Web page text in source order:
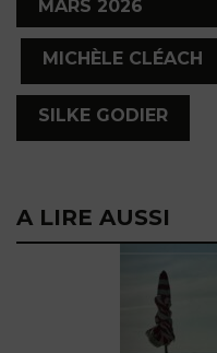
MARS 2026
MICHÈLE CLÉACH
SILKE GODIER
A LIRE AUSSI